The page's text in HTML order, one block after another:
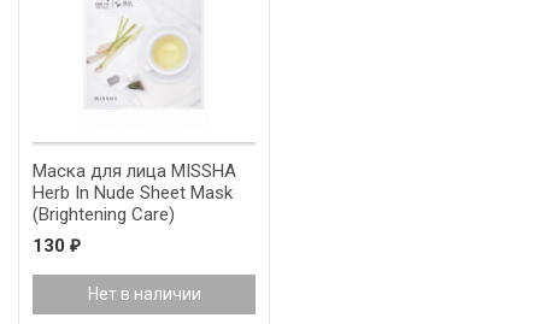
Маска для лица MISSHA
Herb In Nude Sheet Mask
(Brightening Care)
130 ₽
Нет в наличии